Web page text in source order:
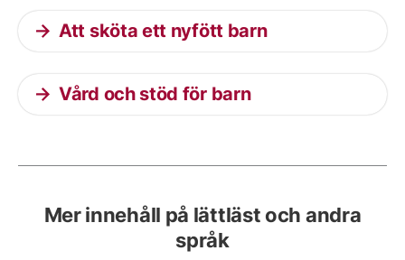
Att sköta ett nyfött barn
Vård och stöd för barn
Mer innehåll på lättläst och andra
språk